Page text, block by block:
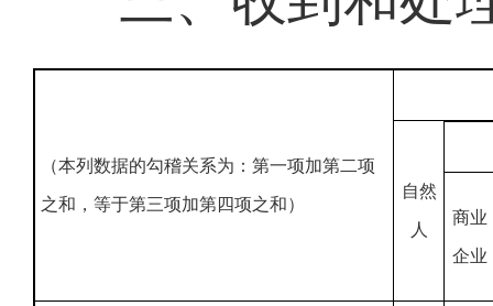
（本列数据的勾稽关系为：第一项加第二项
之和，等于第三项加第四项之和）
自然
人
商业
企业